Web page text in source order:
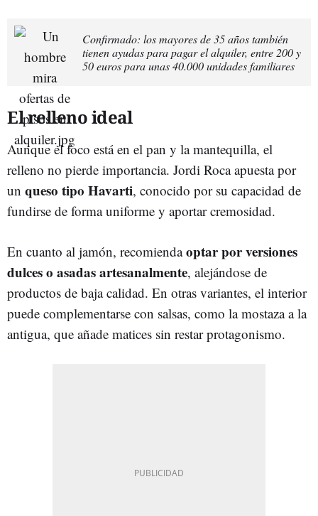
Confirmado: los mayores de 35 años también
tienen ayudas para pagar el alquiler, entre 200 y
50 euros para unas 40.000 unidades familiares
El relleno ideal
Aunque el foco está en el pan y la mantequilla, el
relleno no pierde importancia. Jordi Roca apuesta por
un queso tipo Havarti, conocido por su capacidad de
fundirse de forma uniforme y aportar cremosidad.
En cuanto al jamón, recomiendaoptar por versiones
dulces o asadas artesanalmente, alejándose de
productos de baja calidad. En otras variantes, el interior
puede complementarse con salsas, como la mostaza a la
antigua, que añade matices sin restar protagonismo.